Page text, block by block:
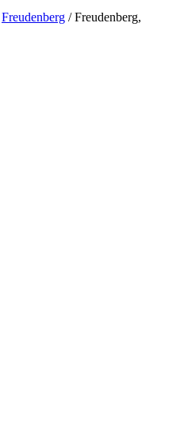
Freudenberg / Freudenberg,